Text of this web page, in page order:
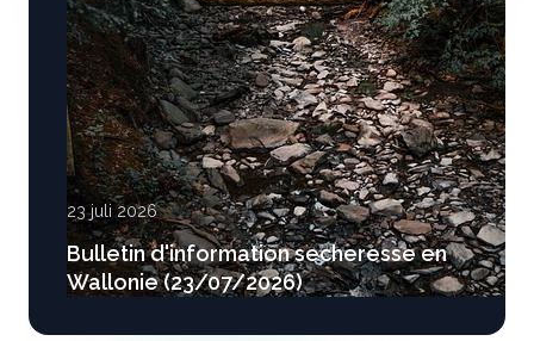
23 juli 2026
Bulletin d'information secheresse en
Wallonie (23/07/2026)